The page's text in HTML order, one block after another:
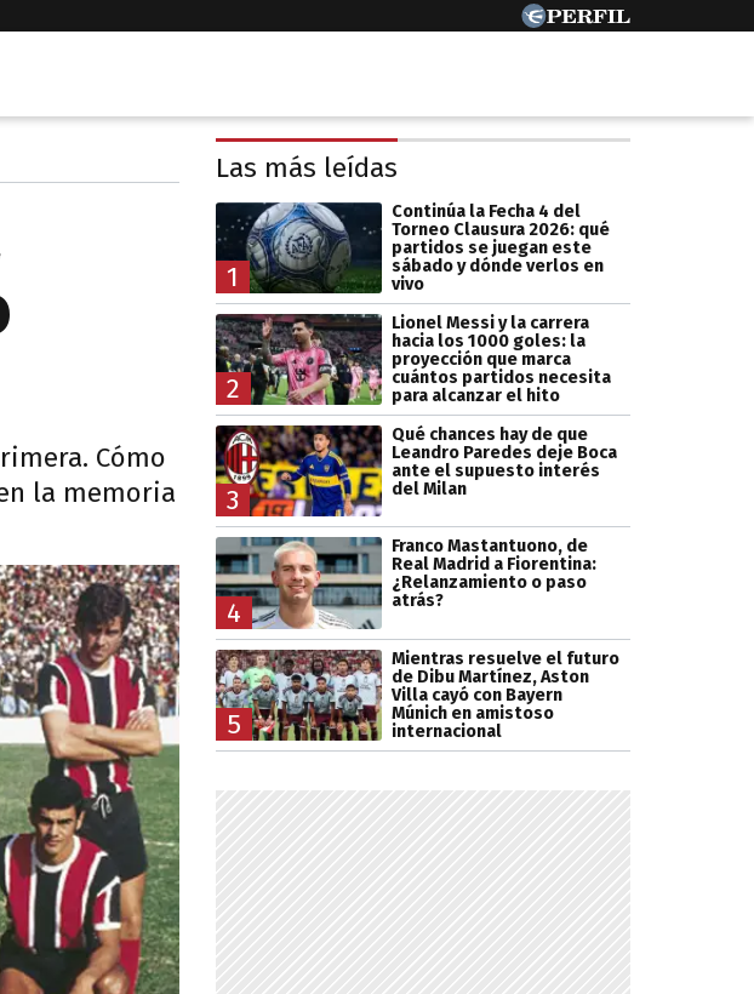
Cómo
la memoria
Las más leídas
1
Continúa la Fecha 4 del
Torneo Clausura 2026: qué
partidos se juegan este
sábado y dónde verlos en
vivo
2
Lionel Messi y la carrera
hacia los 1000 goles: la
proyección que marca
cuántos partidos necesita
para alcanzar el hito
3
Qué chances hay de que
Leandro Paredes deje Boca
ante el supuesto interés
del Milan
4
Franco Mastantuono, de
Real Madrid a Fiorentina:
¿Relanzamiento o paso
atrás?
5
Mientras resuelve el futuro
de Dibu Martínez, Aston
Villa cayó con Bayern
Múnich en amistoso
internacional